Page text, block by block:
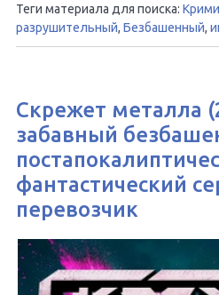
Теги материала для поиска:
разрушительный, Безбашенный,
Скрежет металла
забавный
фантастический
перевозчик